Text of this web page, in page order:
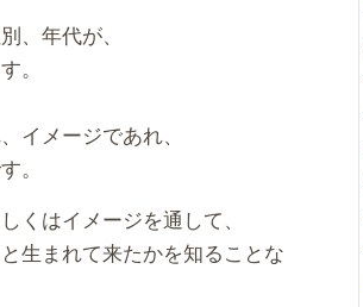
、年代が、
。
イメージであれ、
。
くはイメージを通して、
生まれて来たかを知ることな